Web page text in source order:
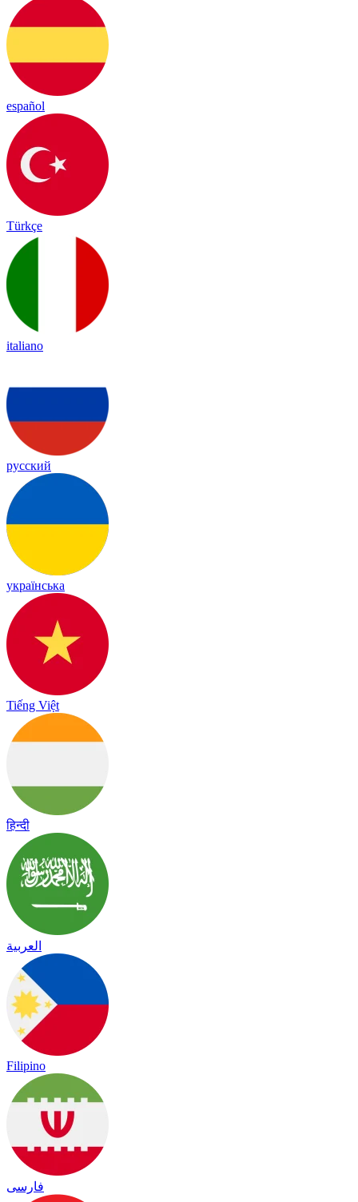
español
Türkçe
italiano
русский
українська
Tiếng Việt
हिन्दी
العربية
Filipino
فارسی